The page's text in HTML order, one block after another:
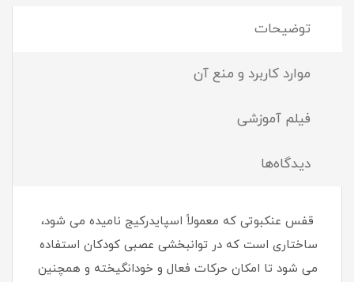
توضیحات
موارد کاربرد و منع آن
فیلم آموزشی
دیدگاه‌ها
قفس عنکبوتی که معمولاً اسپایدرکیج نامیده می شود،
ساختاری است که در توانبخشی عصبی کودکان استفاده
می شود تا امکان حرکات فعال و خودانگیخته و همچنین